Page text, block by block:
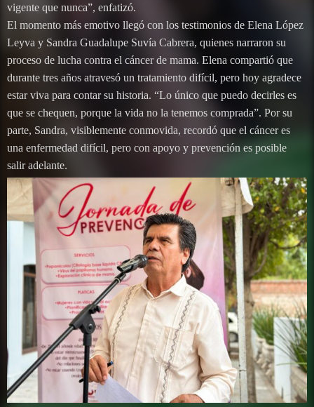
vigente que nunca”, enfatizó.
El momento más emotivo llegó con los testimonios de Elena López
Leyva y Sandra Guadalupe Suvía Cabrera, quienes narraron su
proceso de lucha contra el cáncer de mama. Elena compartió que
durante tres años atravesó un tratamiento difícil, pero hoy agradece
estar viva para contar su historia. “Lo único que puedo decirles es
que se chequen, porque la vida no la tenemos comprada”. Por su
parte, Sandra, visiblemente conmovida, recordó que el cáncer es
una enfermedad difícil, pero con apoyo y prevención es posible
salir adelante.